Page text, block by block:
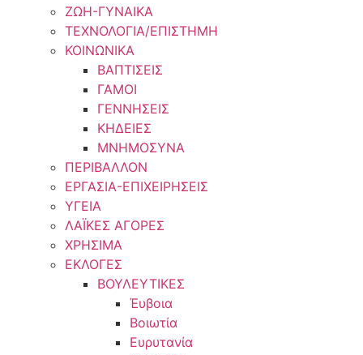
ΖΩΗ-ΓΥΝΑΙΚΑ
ΤΕΧΝΟΛΟΓΙΑ/ΕΠΙΣΤΗΜΗ
ΚΟΙΝΩΝΙΚΑ
ΒΑΠΤΙΣΕΙΣ
ΓΑΜΟΙ
ΓΕΝΝΗΣΕΙΣ
ΚΗΔΕΙΕΣ
ΜΝΗΜΟΣΥΝΑ
ΠΕΡΙΒΑΛΛΟΝ
ΕΡΓΑΣΙΑ-ΕΠΙΧΕΙΡΗΣΕΙΣ
ΥΓΕΙΑ
ΛΑΪΚΕΣ ΑΓΟΡΕΣ
ΧΡΗΣΙΜΑ
ΕΚΛΟΓΕΣ
ΒΟΥΛΕΥΤΙΚΕΣ
Έυβοια
Βοιωτία
Ευρυτανία